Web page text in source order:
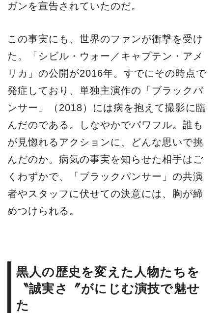
ガンを宣告されていたのだ。
この事実にも、世界のファンが衝撃を受け
た。「シビル・ウォー／キャプテン・アメ
リカ」の公開が2016年。すでにその時点で
発症しており、単独主演作の「ブラックパ
ンサー」（2018）には病を抱えて撮影に臨
んだのである。しなやかでパワフル。誰も
が見惚れるアクションに、どんな思いで挑
んだのか。病気の事実を知らせた相手はご
くわずかで、「ブラックパンサー」の共演
者やスタッフに伏せての決意には、胸が締
めつけられる。
黒人の歴史を変えた人物たちを
〝誠実さ〞がにじむ演技で魅せ
た